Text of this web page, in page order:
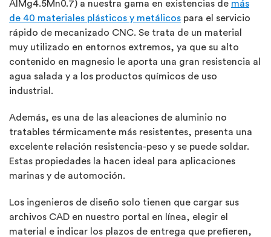
AlMg4.5Mn0.7) a nuestra gama en existencias de más
de 40 materiales plásticos y metálicos para el servicio
rápido de mecanizado CNC. Se trata de un material
muy utilizado en entornos extremos, ya que su alto
contenido en magnesio le aporta una gran resistencia al
agua salada y a los productos químicos de uso
industrial.
Además, es una de las aleaciones de aluminio no
tratables térmicamente más resistentes, presenta una
excelente relación resistencia-peso y se puede soldar.
Estas propiedades la hacen ideal para aplicaciones
marinas y de automoción.
Los ingenieros de diseño solo tienen que cargar sus
archivos CAD en nuestro portal en línea, elegir el
material e indicar los plazos de entrega que prefieren,